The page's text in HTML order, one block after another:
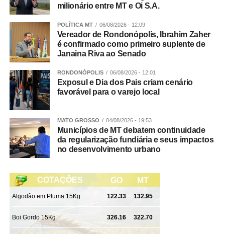
WhatsApp
Facebook
Twitter
Messenger
LinkedIn
Share
milionário entre MT e Oi S.A.
POLÍTICA MT 06/08/2026 - 12:09
Vereador de Rondonópolis, Ibrahim Zaher
é confirmado como primeiro suplente de
Janaina Riva ao Senado
RONDONÓPOLIS 06/08/2026 - 12:01
Exposul e Dia dos Pais criam cenário
favorável para o varejo local
MATO GROSSO 04/08/2026 - 19:53
Municípios de MT debatem continuidade
da regularização fundiária e seus impactos
no desenvolvimento urbano